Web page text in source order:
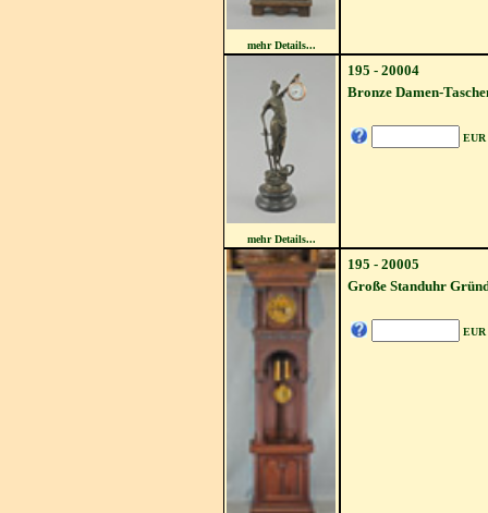
mehr Details...
mehr Details...
195 - 20004
Bronze Damen-
EUR
195 - 20005
Große Standuhr
EUR